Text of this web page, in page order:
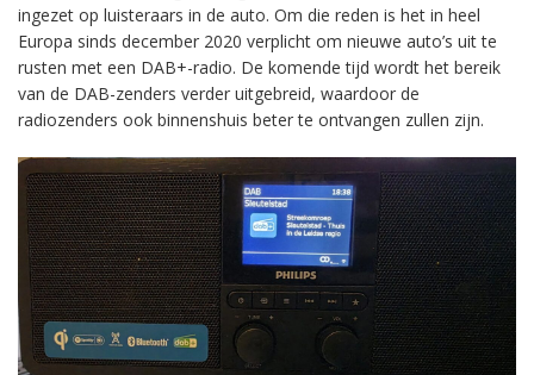
ingezet op luisteraars in de auto. Om die reden is het in heel
Europa sinds december 2020 verplicht om nieuwe auto’s uit te
rusten met een DAB+-radio. De komende tijd wordt het bereik
van de DAB-zenders verder uitgebreid, waardoor de
radiozenders ook binnenshuis beter te ontvangen zullen zijn.